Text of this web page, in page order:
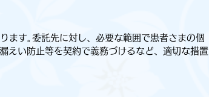
ます｡委託先に対し、必要な範囲で患者さまの個
えい防止等を契約で義務づけるなど、適切な措置